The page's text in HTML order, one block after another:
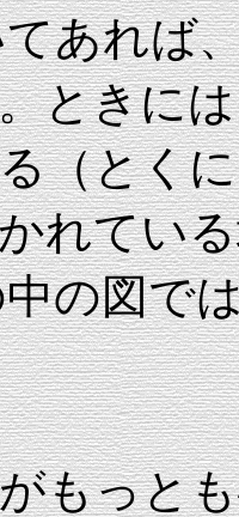
れば、
ときに
（とく
れてい
図では
もっと